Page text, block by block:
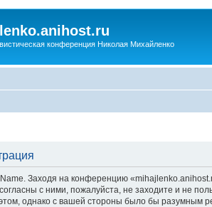
конференция Николая Михайленко
Заходя на конференцию
с ними, пожалуйста, не заходите и не
однако с вашей стороны было бы разумным